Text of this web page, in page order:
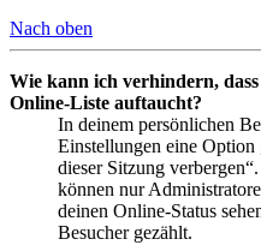
Nach oben
Wie kann ich verhindern,
Online-Liste auftaucht?
In deinem persönlichen
Einstellungen eine
dieser Sitzung
können nur
deinen Online-Status
Besucher gezählt.